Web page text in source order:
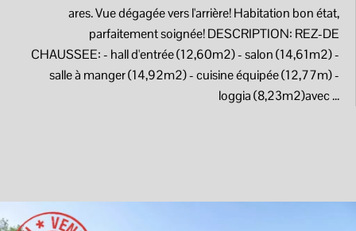
ares. Vue dégagée vers l'arrière! Habitation bon état,
parfaitement soignée! DESCRIPTION: REZ-DE
CHAUSSEE: - hall d'entrée (12,60m2) - salon (14,61m2) -
salle à manger (14,92m2) - cuisine équipée (12,77m) -
loggia (8,23m2)avec ...